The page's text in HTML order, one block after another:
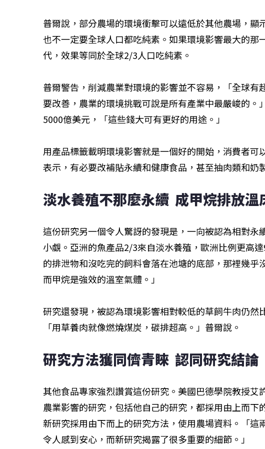
普爾說，部分農場的環境衝擊可以遠低於其他農場，顯
也不一定要全球人口都吃純素。如果環境影響最大的那
代，效果等同於全球2/3人口吃純素。
普爾警告，削減農業對環境的影響並不容易，「全球有
要改善，農業的環境挑戰可說是所有產業中最嚴峻的。
5000億美元，「這些錢大可有更好的用途。」
用產品標籤載明環境影響就是一個好的開始，消費者可
表示，有必要改補貼永續和健康食品，甚至抽肉類和奶
淡水養殖不那麼永續  成甲烷排放溫
這份研究另一個令人驚訝的發現是，一向被認為相對永
小覷。亞洲的魚產品2/3來自淡水養殖，歐洲比例更高
的排泄物和沒吃完的飼料會落在池塘的底部，那裡幾乎
而甲烷是強效的溫室氣體。」
研究還發現，被認為環境影響相對較低的草飼牛肉仍然
「用草養肉就像燃燒煤炭，碳排超高。」普爾說。
研究方法獲同儕青睞  認同研究結論
其他食品專家強烈讚賞這份研究。美國巴德學院教授艾
農業影響的研究，包括他自己的研究，都採用由上而下
新研究採用由下而上的研究方法，使用農場資料。「這
令人感到安心，而新研究揭露了很多重要的細節。」